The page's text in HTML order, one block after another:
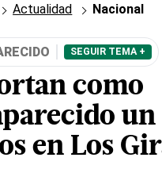
Actualidad Nacional
SEGUIR TEMA +
como
en Los